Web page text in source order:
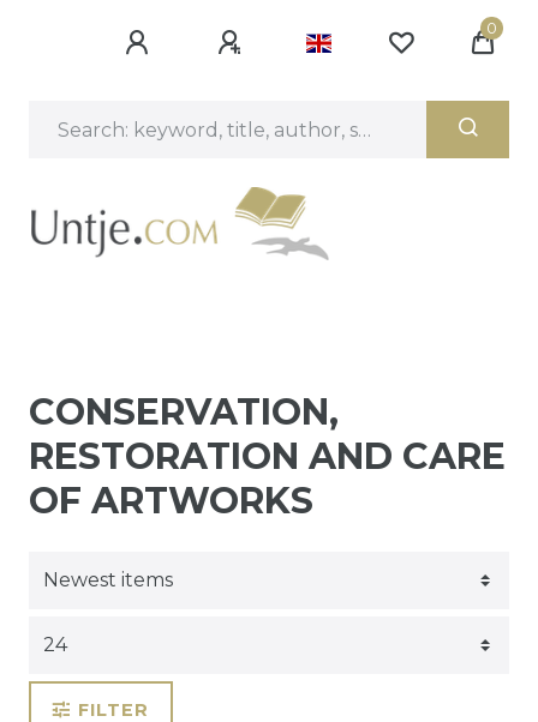
0
CONSERVATION,
RESTORATION AND CARE
OF ARTWORKS
FILTER